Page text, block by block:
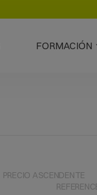
FORMACIÓN
PRECIO ASCENDENTE